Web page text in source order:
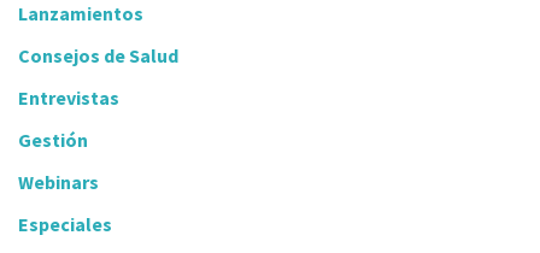
Lanzamientos
Consejos de Salud
Entrevistas
Gestión
Webinars
Especiales